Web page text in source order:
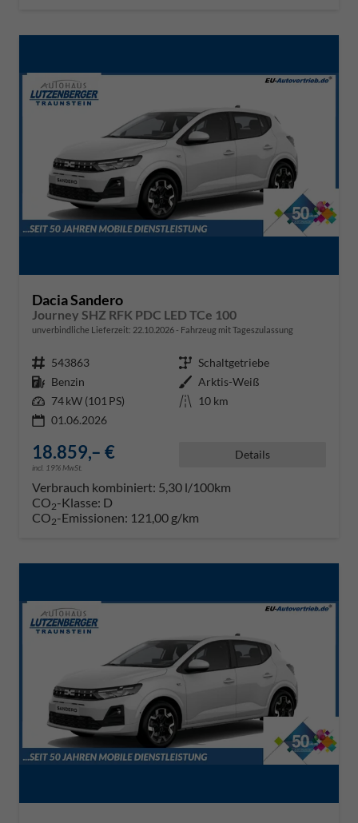
Dacia Sandero
Journey SHZ RFK PDC LED TCe 100
unverbindliche Lieferzeit: 22.10.2026 Fahrzeug mit Tageszulassung
Fahrzeugnr. 543863 Getriebe Schaltgetriebe
Kraftstoff Benzin Außenfarbe Arktis-Weiß
Leistung 74 kW (101 PS) Kilometerstand 10 km
01.06.2026
18.859,– €
incl. 19% MwSt.
Details
Verbrauch kombiniert: 5,30 l/100km
CO2-Klasse: D
CO2-Emissionen: 121,00 g/km